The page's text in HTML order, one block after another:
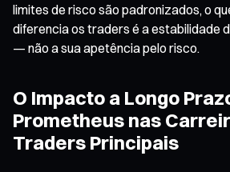
limites de risco são padronizados, o
diferencia os traders é a estabilidade
— não a sua apetência pelo risco.
O Impacto a Longo
Prometheus nas
Traders Principais